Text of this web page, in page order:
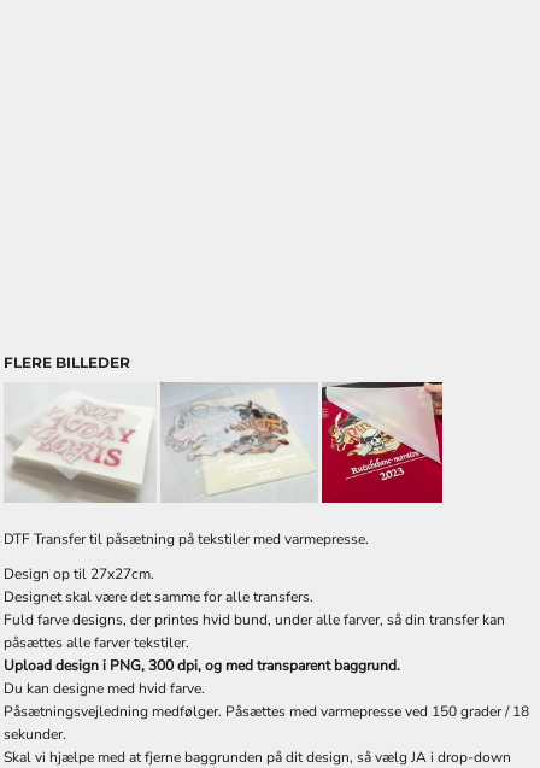
FLERE BILLEDER
DTF Transfer til påsætning på tekstiler med varmepresse.
Design op til 27x27cm.
Designet skal være det samme for alle transfers.
Fuld farve designs, der printes hvid bund, under alle farver, så din transfer kan
påsættes alle farver tekstiler.
Upload design i PNG, 300 dpi, og med transparent baggrund.
Du kan designe med hvid farve.
Påsætningsvejledning medfølger. Påsættes med varmepresse ved 150 grader / 18
sekunder.
Skal vi hjælpe med at fjerne baggrunden på dit design, så vælg JA i drop-down